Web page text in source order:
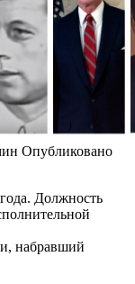
Опубликовано
Должность
набравший